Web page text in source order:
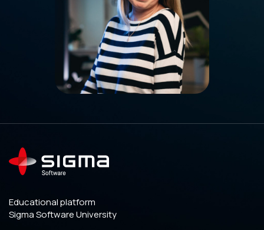
Educational platform
Sigma Software University